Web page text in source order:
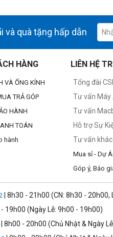
độ 5G
và quà tặng hấp dẫn
HÀNG
VÀ ỐNG KÍNH
TRẢ GÓP
HÀNH
TOÁN
hành
LIÊN HỆ
Tổng đài
Tư vấn Máy
Tư vấn
Hỗ trợ Sự
Tư vấn khác
Mua sỉ - Dự
Góp ý, Báo
| 8h30 - 21h00 (CN: 8h30 - 20h00,
- 19h00 (Ngày Lễ: 9h00 - 19h00)
| 8h00 - 20h00 (Chủ Nhật & Ngày